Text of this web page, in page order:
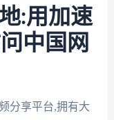
:用加速
中国网
分享平台,拥有大